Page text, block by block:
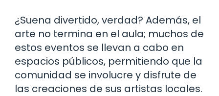
¿Suena divertido, verdad? Además, el
arte no termina en el aula; muchos de
estos eventos se llevan a cabo en
espacios públicos, permitiendo que la
comunidad se involucre y disfrute de
las creaciones de sus artistas locales.